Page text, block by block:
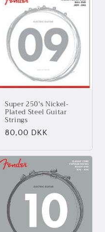
Super 250's Nickel-
Plated Steel Guitar
Strings
Normalpris
80,00 DKK